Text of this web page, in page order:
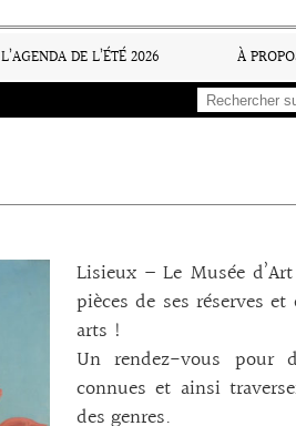
L’AGENDA DE L’ÉTÉ 2026 À
Lisieux – Le Musée
pièces de ses réserves
arts !
Un rendez-vous pour
connues et ainsi
des genres.